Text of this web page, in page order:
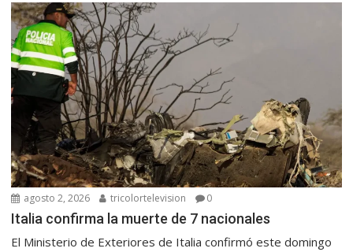
agosto 2, 2026 tricolortelevision 0
Italia confirma la muerte de 7 nacionales
El Ministerio de Exteriores de Italia confirmó este domingo